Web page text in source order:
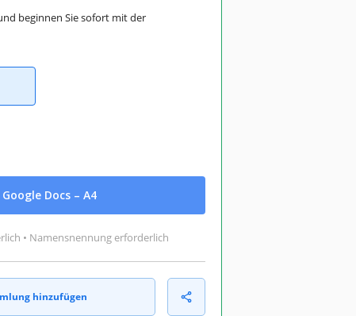
beginnen Sie sofort mit der
Google Docs – A4
• Namensnennung erforderlich
hinzufügen